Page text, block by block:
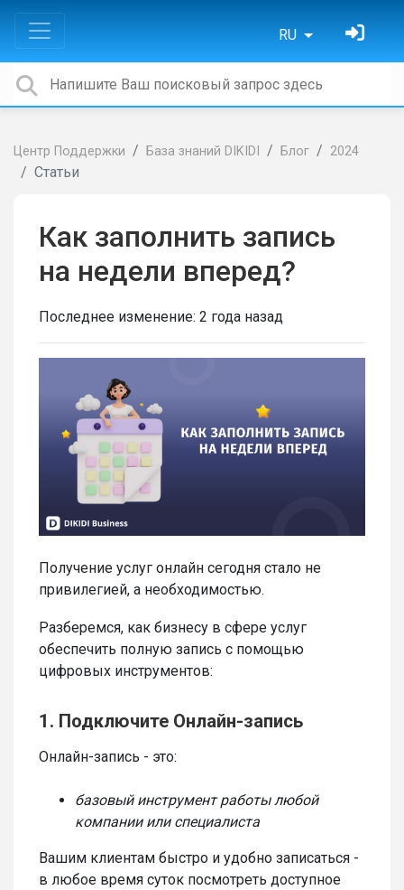
RU
Центр Поддержки База знаний DIKIDI Блог 2024
Статьи
Как заполнить запись
на недели вперед?
Последнее изменение: 2 года назад
Получение услуг онлайн сегодня стало не
привилегией, а необходимостью.
Разберемся, как бизнесу в сфере услуг
обеспечить полную запись с помощью
цифровых инструментов:
1. Подключите Онлайн-запись
Онлайн-запись - это:
базовый инструмент работы любой
компании или специалиста
Вашим клиентам быстро и удобно записаться -
в любое время суток посмотреть доступное